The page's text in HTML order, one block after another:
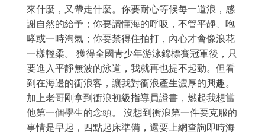
來什麼，又帶走什麼。你要耐心等候每一道浪，感
謝自然的給予；你要讀懂海的呼吸，不管平靜、咆
哮或一時淘氣；你要禁得住拍打，內心才會像浪花
一樣輕柔。 獲得全國青少年游泳錦標賽冠軍後，只
要進入平靜無波的泳道，我就再也提不起勁。但看
到在海邊的衝浪客，讓我對衝浪產生濃厚的興趣。
加上老哥剛拿到衝浪初級指導員證書，燃起我想當
他第一個學生的念頭。 沒想到衝浪第一件要克服的
事情是早起，四點起床準備，還要上網查詢即時海